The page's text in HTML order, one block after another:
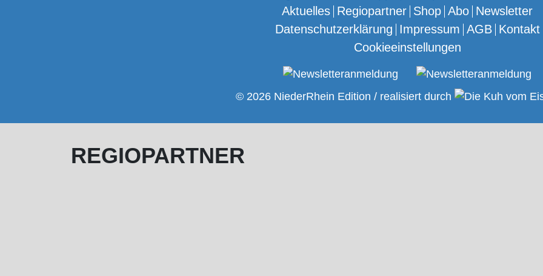
Aktuelles Regiopartner Shop Abo Newsletter
Datenschutzerklärung Impressum AGB Kontakt
Cookieeinstellungen
© 2026 NiederRhein Edition / realisiert durch
REGIOPARTNER